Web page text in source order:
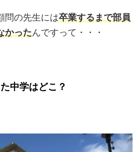
問の先生には卒業するまで部員
かったんですって・・・
中学はどこ？